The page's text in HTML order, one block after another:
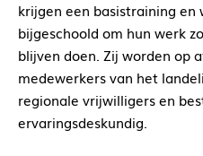
krijgen een basistraining
bijgeschoold om hun werk
blijven doen. Zij worden op
medewerkers van het
regionale vrijwilligers en
ervaringsdeskundig.